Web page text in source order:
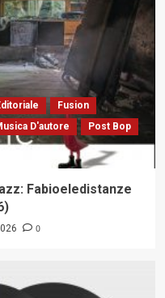
Fusion
D'autore
Post Bop
Fabioeledistanze
0